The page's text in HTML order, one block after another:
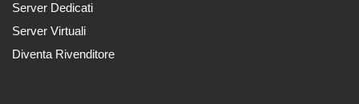
Server Dedicati
Server Virtuali
Diventa Rivenditore